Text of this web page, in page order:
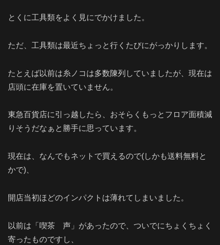
とくに工具類をよく見にでかけました。
ただ、工具類は最近ちょっと行くたびにがっかりします。
たとえば以前は糸ノコは多数陳列していましたが、現在は
店頭に在庫を置いていません。
東急百貨店に引っ越したら、おそらくもっとフロア面積減
りそうだなぁと勝手に思っています。
現在は、なんでもネットで買えるので(しかも送料無料と
かで)、
開店当初ほどのインパクトは薄れてしまいました。
以前は「喫茶 声」があったので、ついでにちょくちょく
寄ったものですし、